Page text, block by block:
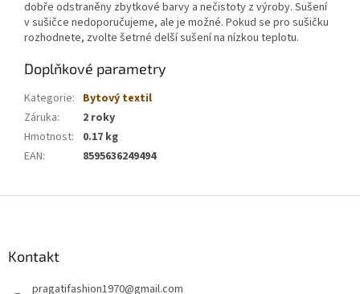
dobře odstraněny zbytkové barvy a nečistoty z výroby. Sušení
v sušičce nedoporučujeme, ale je možné. Pokud se pro sušičku
rozhodnete, zvolte šetrné delší sušení na nízkou teplotu.
Doplňkové parametry
Kategorie: Bytový textil
Záruka:
2 roky
Hmotnost:
0.17 kg
EAN: 8595636249494
Kontakt
pragatifashion1970@gmail.com